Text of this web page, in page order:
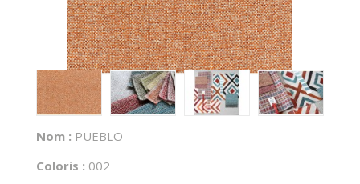
Nom : PUEBLO
Coloris : 002